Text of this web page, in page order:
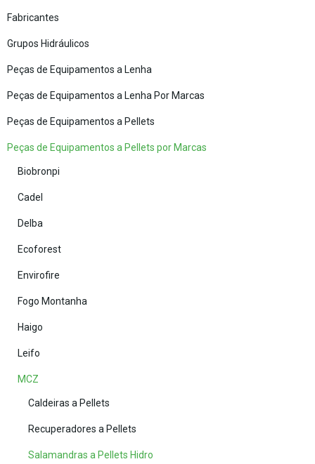
Fabricantes
Grupos Hidráulicos
Peças de Equipamentos a Lenha
Peças de Equipamentos a Lenha Por Marcas
Peças de Equipamentos a Pellets
Peças de Equipamentos a Pellets por Marcas
Biobronpi
Cadel
Delba
Ecoforest
Envirofire
Fogo Montanha
Haigo
Leifo
MCZ
Caldeiras a Pellets
Recuperadores a Pellets
Salamandras a Pellets Hidro